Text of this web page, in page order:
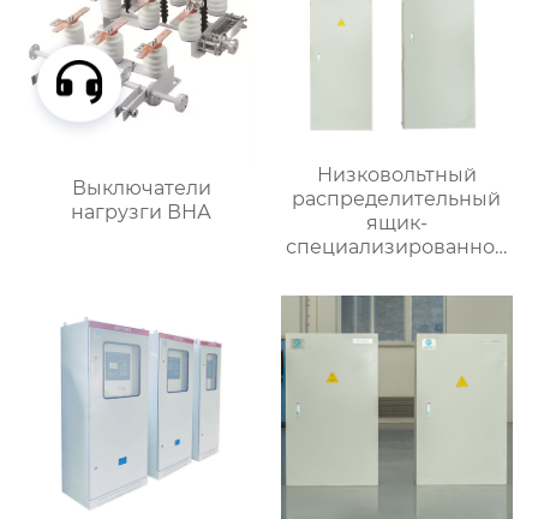
Выключатели
нагрузги ВНА
Низковольтный
распределительный
ящик-
специализированное